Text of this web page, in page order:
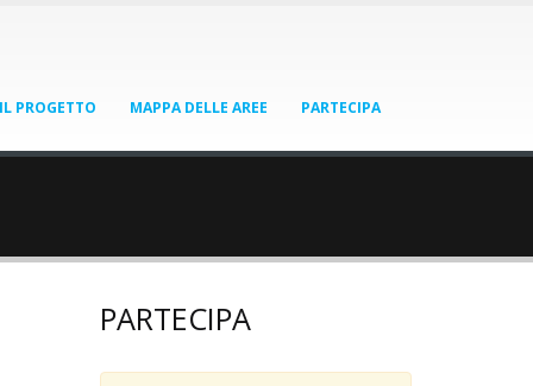
IL PROGETTO MAPPA DELLE AREE PARTECIPA
PARTECIPA